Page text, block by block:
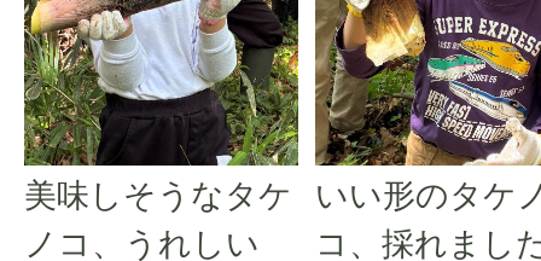
美味しそうなタケ
ノコ、うれしい
いい形のタケ
コ、採れまし